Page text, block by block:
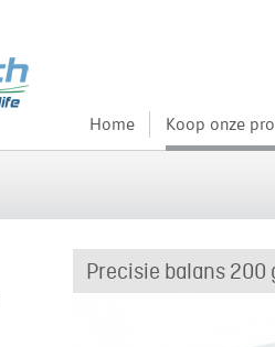
Home Koop onze
Precisie balans 200